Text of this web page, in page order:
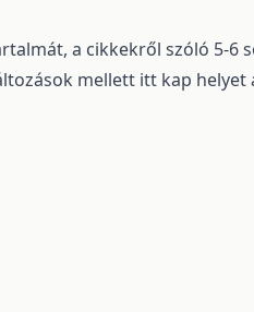
a cikkekről szóló 5-6
mellett itt kap helyet